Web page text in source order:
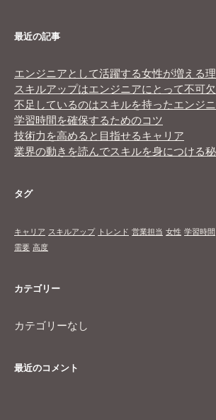
最近の記事
エンジニアとして活躍する女性が増える
スキルアップはエンジニアにとって不可欠
不足しているのはスキルを持ったエンジ
学習時間を確保するためのコツ
技術力を高めると目指せるキャリア
業界の動きを読んでスキルを身につける
タグ
キャリア スキルアップ トレンド 営業担当 女性 学習時間
需要 高度
カテゴリー
カテゴリーなし
最近のコメント